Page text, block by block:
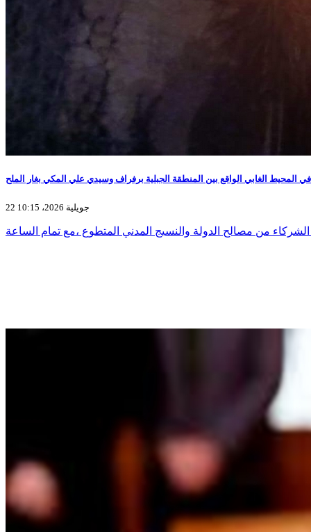
المحيط الغابي الواقع بين المنطقة الجبلية برفراف وسيدي علي المكي بغار الملح
22 جويلية 2026، 10:15